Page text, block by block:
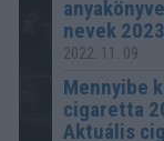
nevek
2022. 11. 09.
Mennyibe
cigaretta
Aktuális